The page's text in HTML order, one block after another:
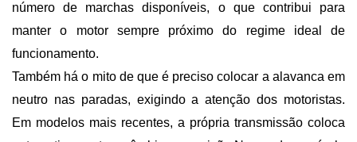
número de marchas disponíveis, o que contribui para
manter o motor sempre próximo do regime ideal de
funcionamento.
Também há o mito de que é preciso colocar a alavanca em
neutro nas paradas, exigindo a atenção dos motoristas.
Em modelos mais recentes, a própria transmissão coloca